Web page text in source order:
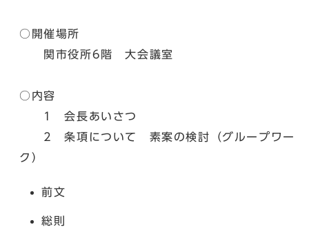
○開催場所
関市役所6階 大会議室
○内容
1 会長あいさつ
2 条項について 素案の検討（グループワー
ク）
前文
総則